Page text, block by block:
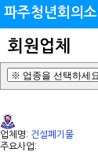
파주청년회의소
회원업체
업체명: 건설폐기물
주요사업: